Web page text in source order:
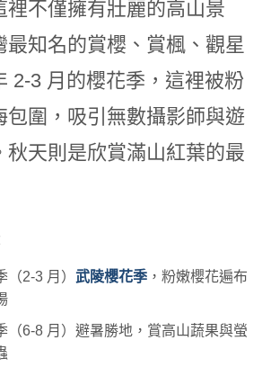
裡不僅擁有壯麗的高山景
最知名的賞櫻、賞楓、觀星
2-3 月的櫻花季，這裡被粉
包圍，吸引無數攝影師與遊
秋天則是欣賞滿山紅葉的最
（2-3 月） 武陵櫻花季，粉嫩櫻花遍布
（6-8 月）避暑勝地，賞高山蔬果與螢